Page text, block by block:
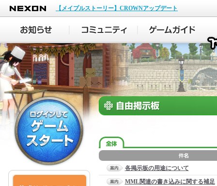
NEXON
【メイプルストーリー】CROWNアップデート
各掲示板の用途について
MML関連の書き込みに関する補足